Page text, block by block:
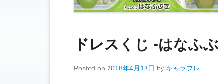
ドレスくじ -はなふ
Posted on 2018年4月13日 by キャラフレ